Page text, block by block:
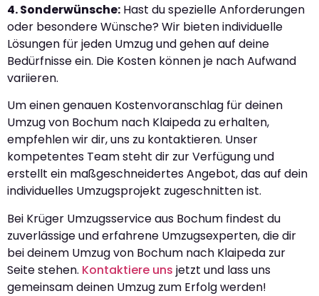
4. Sonderwünsche: Hast du spezielle Anforderungen
oder besondere Wünsche? Wir bieten individuelle
Lösungen für jeden Umzug und gehen auf deine
Bedürfnisse ein. Die Kosten können je nach Aufwand
variieren.
Um einen genauen Kostenvoranschlag für deinen
Umzug von Bochum nach Klaipeda zu erhalten,
empfehlen wir dir, uns zu kontaktieren. Unser
kompetentes Team steht dir zur Verfügung und
erstellt ein maßgeschneidertes Angebot, das auf dein
individuelles Umzugsprojekt zugeschnitten ist.
Bei Krüger Umzugsservice aus Bochum findest du
zuverlässige und erfahrene Umzugsexperten, die dir
bei deinem Umzug von Bochum nach Klaipeda zur
Seite stehen. Kontaktiere uns jetzt und lass uns
gemeinsam deinen Umzug zum Erfolg werden!